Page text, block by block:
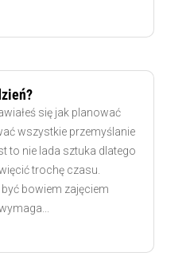
się jak planować
wszystkie przemyślanie
to nie lada sztuka dlatego
trochę czasu.
bowiem zajęciem